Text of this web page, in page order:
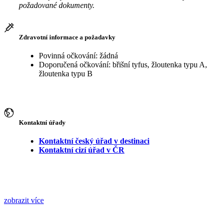
požadované dokumenty.
Zdravotní informace a požadavky
Povinná očkování: žádná
Doporučená očkování: břišní tyfus, žloutenka typu A,
žloutenka typu B
Kontaktní úřady
Kontaktní český úřad v destinaci
Kontaktní cizí úřad v ČR
zobrazit více